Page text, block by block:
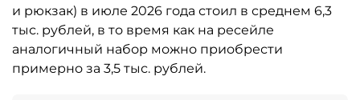
и рюкзак) в июле 2026 года стоил в среднем 6,3
тыс. рублей, в то время как на ресейле
аналогичный набор можно приобрести
примерно за 3,5 тыс. рублей.